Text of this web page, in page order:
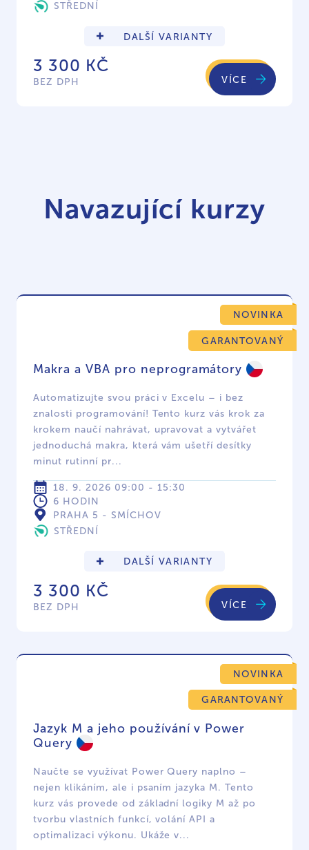
STŘEDNÍ
DALŠÍ VARIANTY
3 300 KČ
BEZ DPH VÍCE
Navazující kurzy
Makra a VBA pro neprogramátory
Automatizujte svou práci v Excelu – i bez
znalosti programování! Tento kurz vás krok za
krokem naučí nahrávat, upravovat a vytvářet
jednoduchá makra, která vám ušetří desítky
minut rutinní pr...
18. 9. 2026 09:00 - 15:30
6 HODIN
PRAHA 5 - SMÍCHOV
STŘEDNÍ
DALŠÍ VARIANTY
NOVINKA
GARANTOVANÝ
3 300 KČ
BEZ DPH VÍCE
Jazyk M a jeho používání v Power
Query
Naučte se využívat Power Query naplno –
nejen klikáním, ale i psaním jazyka M. Tento
kurz vás provede od základní logiky M až po
tvorbu vlastních funkcí, volání API a
optimalizaci výkonu. Ukáže v...
NOVINKA
GARANTOVANÝ